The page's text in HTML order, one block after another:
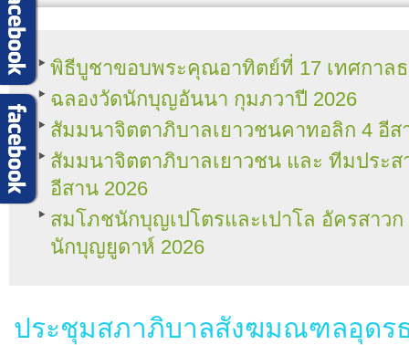
พิธีบูชาขอบพระคุณอาทิตย์ที่ 17 เทศกาลธ
ฉลองวัดนักบุญอันนา กุมภวาปี 2026
สัมมนาจิตตาภิบาลเยาวชนคาทอลิก 4 อีส
สัมมนาจิตตาภิบาลเยาวชน และ ทีมประส
อีสาน 2026
สมโภชนักบุญเปโตรและเปาโล อัครสาวก
นักบุญยูดาห์ 2026
ประชุมสภาภิบาลสังฆมณฑลอุดร